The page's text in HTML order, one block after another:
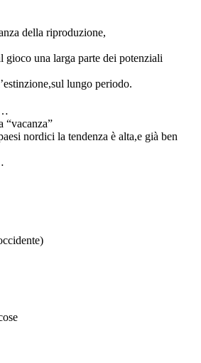
della riproduzione,
gioco una larga parte dei potenziali
lungo periodo.
“vacanza”
nordici la tendenza è alta,e già ben